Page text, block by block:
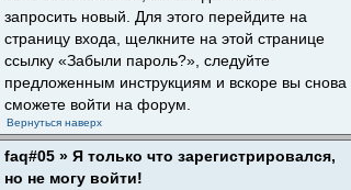
запросить новый. Для этого перейдите на
страницу входа, щелкните на этой странице
ссылку «Забыли пароль?», следуйте
предложенным инструкциям и вскоре вы снова
сможете войти на форум.
Вернуться наверх
faq#05 » Я только что зарегистрировался,
но не могу войти!